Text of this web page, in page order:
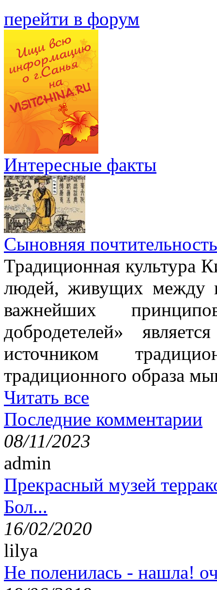
перейти в форум
Интересные факты
Сыновняя почтительность
Традиционная культура
людей, живущих между
важнейших
добродетелей»
источником
традиционного образа
Читать все
Последние комментарии
08/11/2023
admin
Прекрасный музей
Бол...
16/02/2020
lilya
Не поленилась - нашла!